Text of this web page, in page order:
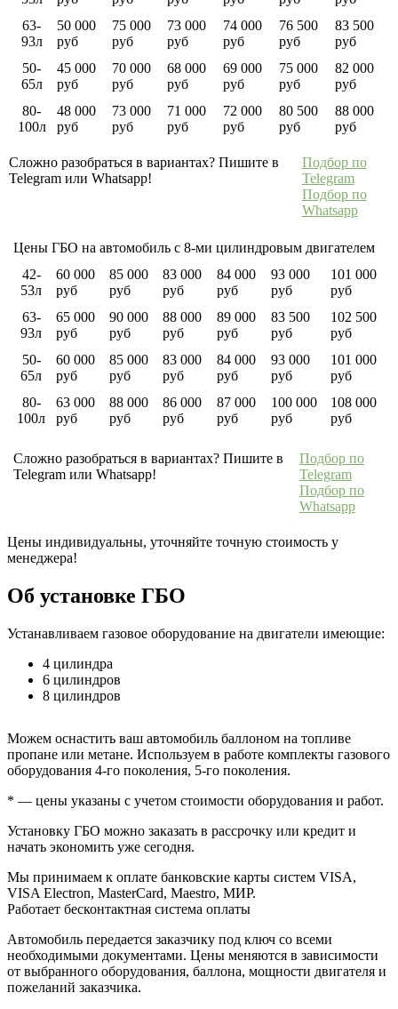
63-
93л
50 000
руб
75 000
руб
73 000
руб
74 000
руб
76 500
руб
83 500
руб
50-
65л
45 000
руб
70 000
руб
68 000
руб
69 000
руб
75 000
руб
82 000
руб
80-
100л
48 000
руб
73 000
руб
71 000
руб
72 000
руб
80 500
руб
88 000
руб
Сложно разобраться в вариантах? Пишите в
Telegram или Whatsapp!
Подбор по
Telegram
Подбор по
Whatsapp
Цены ГБО на автомобиль с 8-ми цилиндровым двигателем
42-
53л
60 000
руб
85 000
руб
83 000
руб
84 000
руб
93 000
руб
101 000
руб
63-
93л
65 000
руб
90 000
руб
88 000
руб
89 000
руб
83 500
руб
102 500
руб
50-
65л
60 000
руб
85 000
руб
83 000
руб
84 000
руб
93 000
руб
101 000
руб
80-
100л
63 000
руб
88 000
руб
86 000
руб
87 000
руб
100 000
руб
108 000
руб
Сложно разобраться в вариантах? Пишите в
Telegram или Whatsapp!
Подбор по
Telegram
Подбор по
Whatsapp
Цены индивидуальны, уточняйте точную стоимость у
менеджера!
Об установке ГБО
Устанавливаем газовое оборудование на двигатели имеющие:
4 цилиндра
6 цилиндров
8 цилиндров
Можем оснастить ваш автомобиль баллоном на топливе
пропане или метане. Используем в работе комплекты газового
оборудования 4-го поколения, 5-го поколения.
* — цены указаны с учетом стоимости оборудования и работ.
Установку ГБО можно заказать в рассрочку или кредит и
начать экономить уже сегодня.
Мы принимаем к оплате банковские карты систем VISA,
VISA Electron, MasterCard, Maestro, МИР.
Работает бесконтактная система оплаты
Автомобиль передается заказчику под ключ со всеми
необходимыми документами. Цены меняются в зависимости
от выбранного оборудования, баллона, мощности двигателя и
пожеланий заказчика.